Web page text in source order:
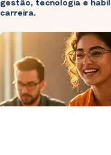
carreira.